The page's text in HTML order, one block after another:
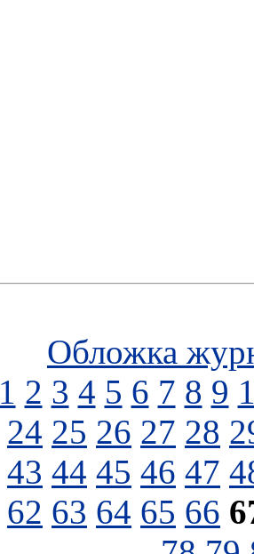
Обложка
1 2 3 4 5 6 7 8 9
24 25 26 27 28
43 44 45 46 47
62 63 64 65 66